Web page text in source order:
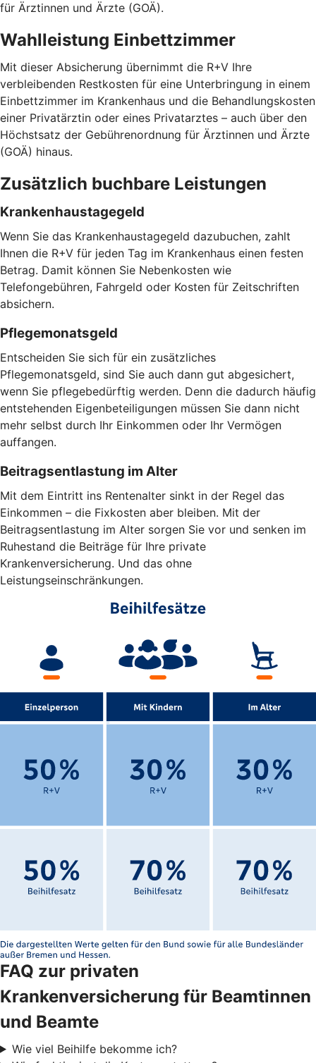
für Ärztinnen und Ärzte (GOÄ).
Wahlleistung Einbettzimmer
Mit dieser Absicherung übernimmt die R+V Ihre
verbleibenden Restkosten für eine Unterbringung in einem
Einbettzimmer im Krankenhaus und die Behandlungskosten
einer Privatärztin oder eines Privatarztes – auch über den
Höchstsatz der Gebührenordnung für Ärztinnen und Ärzte
(GOÄ) hinaus.
Zusätzlich buchbare Leistungen
Krankenhaustagegeld
Wenn Sie das Krankenhaustagegeld dazubuchen, zahlt
Ihnen die R+V für jeden Tag im Krankenhaus einen festen
Betrag. Damit können Sie Nebenkosten wie
Telefongebühren, Fahrgeld oder Kosten für Zeitschriften
absichern.
Pflegemonatsgeld
Entscheiden Sie sich für ein zusätzliches
Pflegemonatsgeld, sind Sie auch dann gut abgesichert,
wenn Sie pflegebedürftig werden. Denn die dadurch häufig
entstehenden Eigenbeteiligungen müssen Sie dann nicht
mehr selbst durch Ihr Einkommen oder Ihr Vermögen
auffangen.
Beitragsentlastung im Alter
Mit dem Eintritt ins Rentenalter sinkt in der Regel das
Einkommen – die Fixkosten aber bleiben. Mit der
Beitragsentlastung im Alter sorgen Sie vor und senken im
Ruhestand die Beiträge für Ihre private
Krankenversicherung. Und das ohne
Leistungseinschränkungen.
FAQ zur privaten
Krankenversicherung für Beamtinnen
und Beamte
Wie viel Beihilfe bekomme ich?